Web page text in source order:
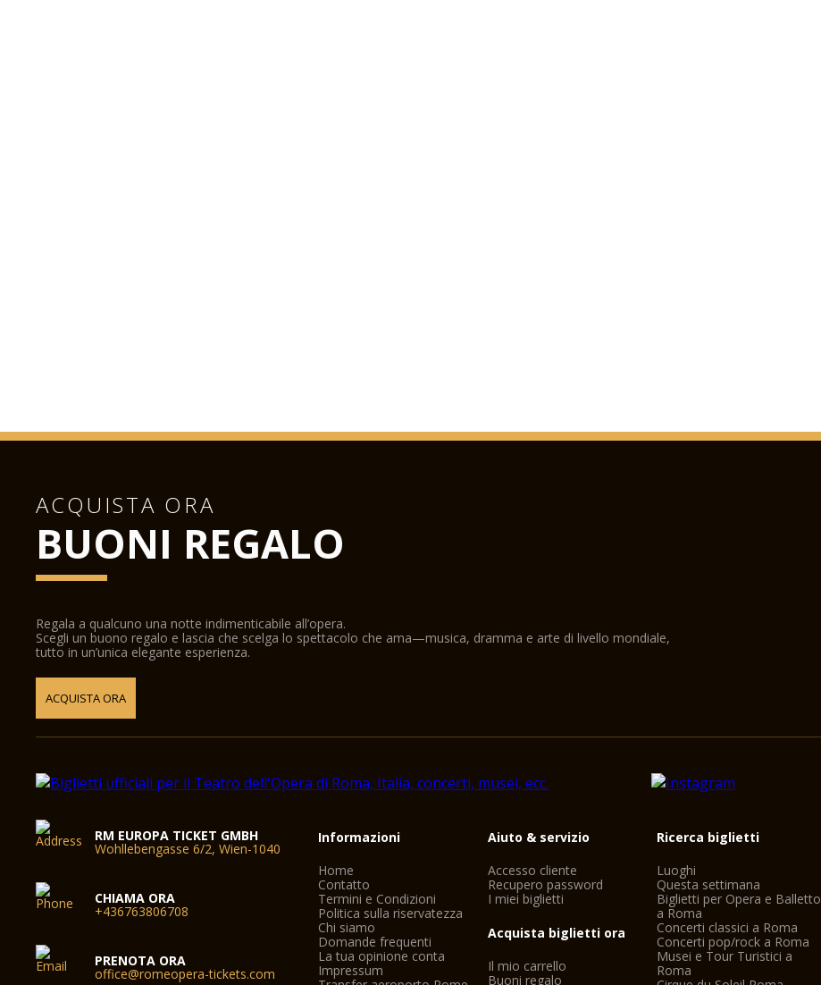
ACQUISTA ORA
BUONI REGALO
Regala a qualcuno una notte indimenticabile all’opera.
Scegli un buono regalo e lascia che scelga lo spettacolo che ama—musica, dramma e arte di livello mondiale,
tutto in un’unica elegante esperienza.
ACQUISTA ORA
RM EUROPA TICKET GMBH
Wohllebengasse 6/2, Wien-1040
CHIAMA ORA
+436763806708
PRENOTA ORA
office@romeopera-tickets.com
Informazioni
Home
Contatto
Termini e Condizioni
Politica sulla riservatezza
Chi siamo
Domande frequenti
La tua opinione conta
Impressum
Aiuto & servizio
Accesso cliente
Recupero password
I miei biglietti
Acquista biglietti ora
Il mio carrello
Buoni regalo
Ricerca biglietti
Luoghi
Questa settimana
Biglietti per Opera e Balletto
a Roma
Concerti classici a Roma
Concerti pop/rock a Roma
Musei e Tour Turistici a
Roma